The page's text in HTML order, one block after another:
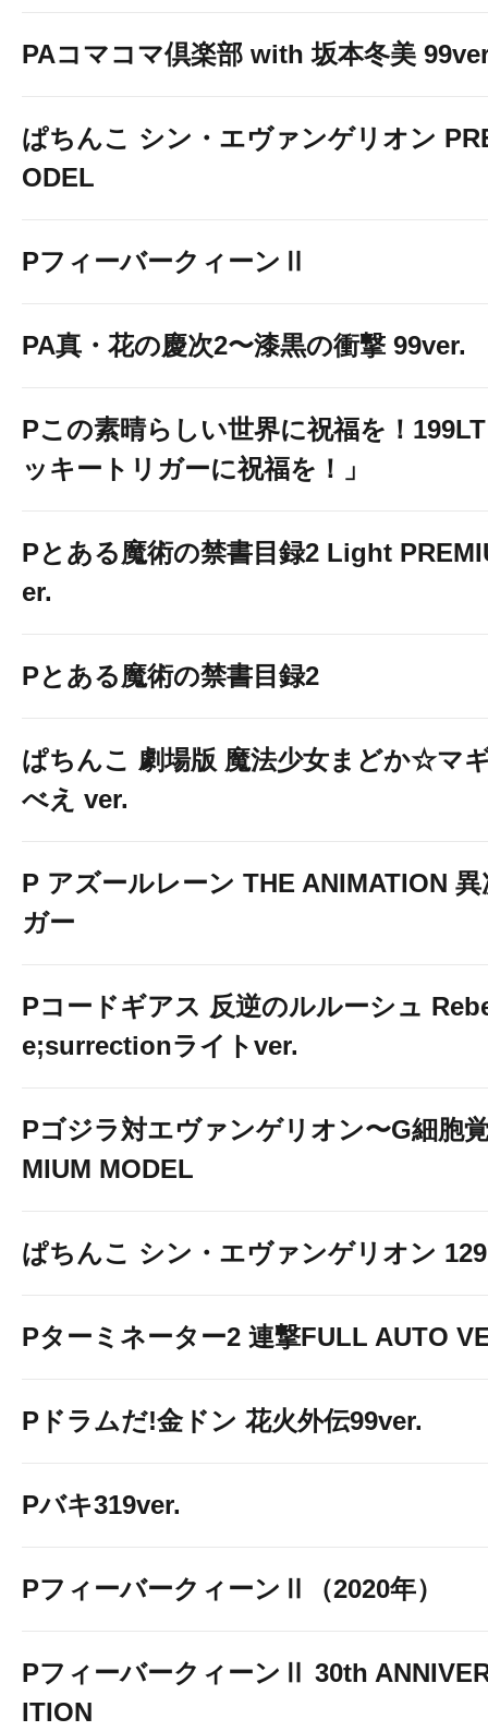
PAコマコマ倶楽部 with 坂本冬美
ぱちんこ シン・エヴァンゲリオン
ODEL
PフィーバークィーンⅡ
PA真・花の慶次2〜漆黒の衝撃 99ver.
Pこの素晴らしい世界に祝福を！
ッキートリガーに祝福を！」
Pとある魔術の禁書目録2 Light
er.
Pとある魔術の禁書目録2
ぱちんこ 劇場版 魔法少女まどか☆マ
べえ ver.
P アズールレーン THE ANIMATION
ガー
Pコードギアス 反逆のルルーシュ
e;surrectionライトver.
Pゴジラ対エヴァンゲリオン〜G細胞
MIUM MODEL
ぱちんこ シン・エヴァンゲリオン
Pターミネーター2 連撃FULL AUTO
Pドラムだ!金ドン 花火外伝99ver.
Pバキ319ver.
PフィーバークィーンⅡ（2020年）
PフィーバークィーンⅡ 30th
ITION